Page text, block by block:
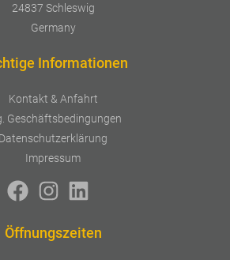
24837 Schleswig
Germany
Informationen
Kontakt & Anfahrt
Geschäftsbedingungen
Datenschutzerklärung
Impressum
Öffnungszeiten